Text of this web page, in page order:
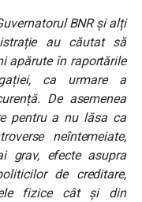
BNR și alți
au căutat să
apărute în raportările
ca urmare a
De asemenea
pentru a nu lăsa ca
neîntemeiate,
grav, efecte asupra
de creditare,
fizice cât și din